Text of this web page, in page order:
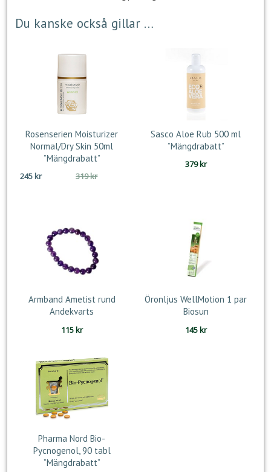
Du kanske också gillar …
Rosenserien Moisturizer
Normal/Dry Skin 50ml
”Mängdrabatt”
319krDet
245kr
Det
Sasco Aloe Rub 500 ml
”Mängdrabatt”
379kr
Armband Ametist rund
Andekvarts
115kr
Öronljus WellMotion 1 par
Biosun
145kr
Pharma Nord Bio-
Pycnogenol, 90 tabl
”Mängdrabatt”